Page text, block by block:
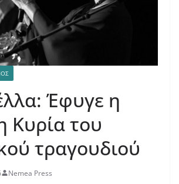
Έφυγε η
Κυρία του
τραγουδιού
Nemea Press